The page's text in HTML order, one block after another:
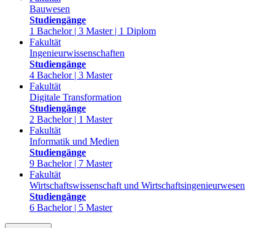
Bauwesen
Studiengänge
1 Bachelor | 3 Master | 1 Diplom
Fakultät
Ingenieurwissenschaften
Studiengänge
4 Bachelor | 3 Master
Fakultät
Digitale Transformation
Studiengänge
2 Bachelor | 1 Master
Fakultät
Informatik und Medien
Studiengänge
9 Bachelor | 7 Master
Fakultät
Wirtschaftswissenschaft und Wirtschaftsingenieurwesen
Studiengänge
6 Bachelor | 5 Master